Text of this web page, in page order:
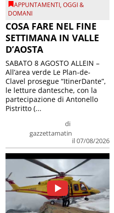
APPUNTAMENTI,OGGI &
DOMANI
COSA FARE NEL FINE
SETTIMANA IN VALLE
D’AOSTA
di
gazzettamatin
il 07/08/2026
SABATO 8 AGOSTO ALLEIN –
All’area verde Le Plan-de-
Clavel prosegue “ItinerDante”,
le letture dantesche, con la
partecipazione di Antonello
Pistritto (...